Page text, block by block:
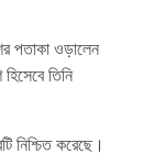
পতাকা ওড়ালেন
তিনি
নিশ্চিত করেছে।